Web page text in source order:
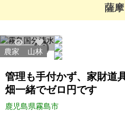
薩摩
9705 55
農家 山林
管理も手付かず、家財道
畑一緒でゼロ円です
鹿児島県霧島市